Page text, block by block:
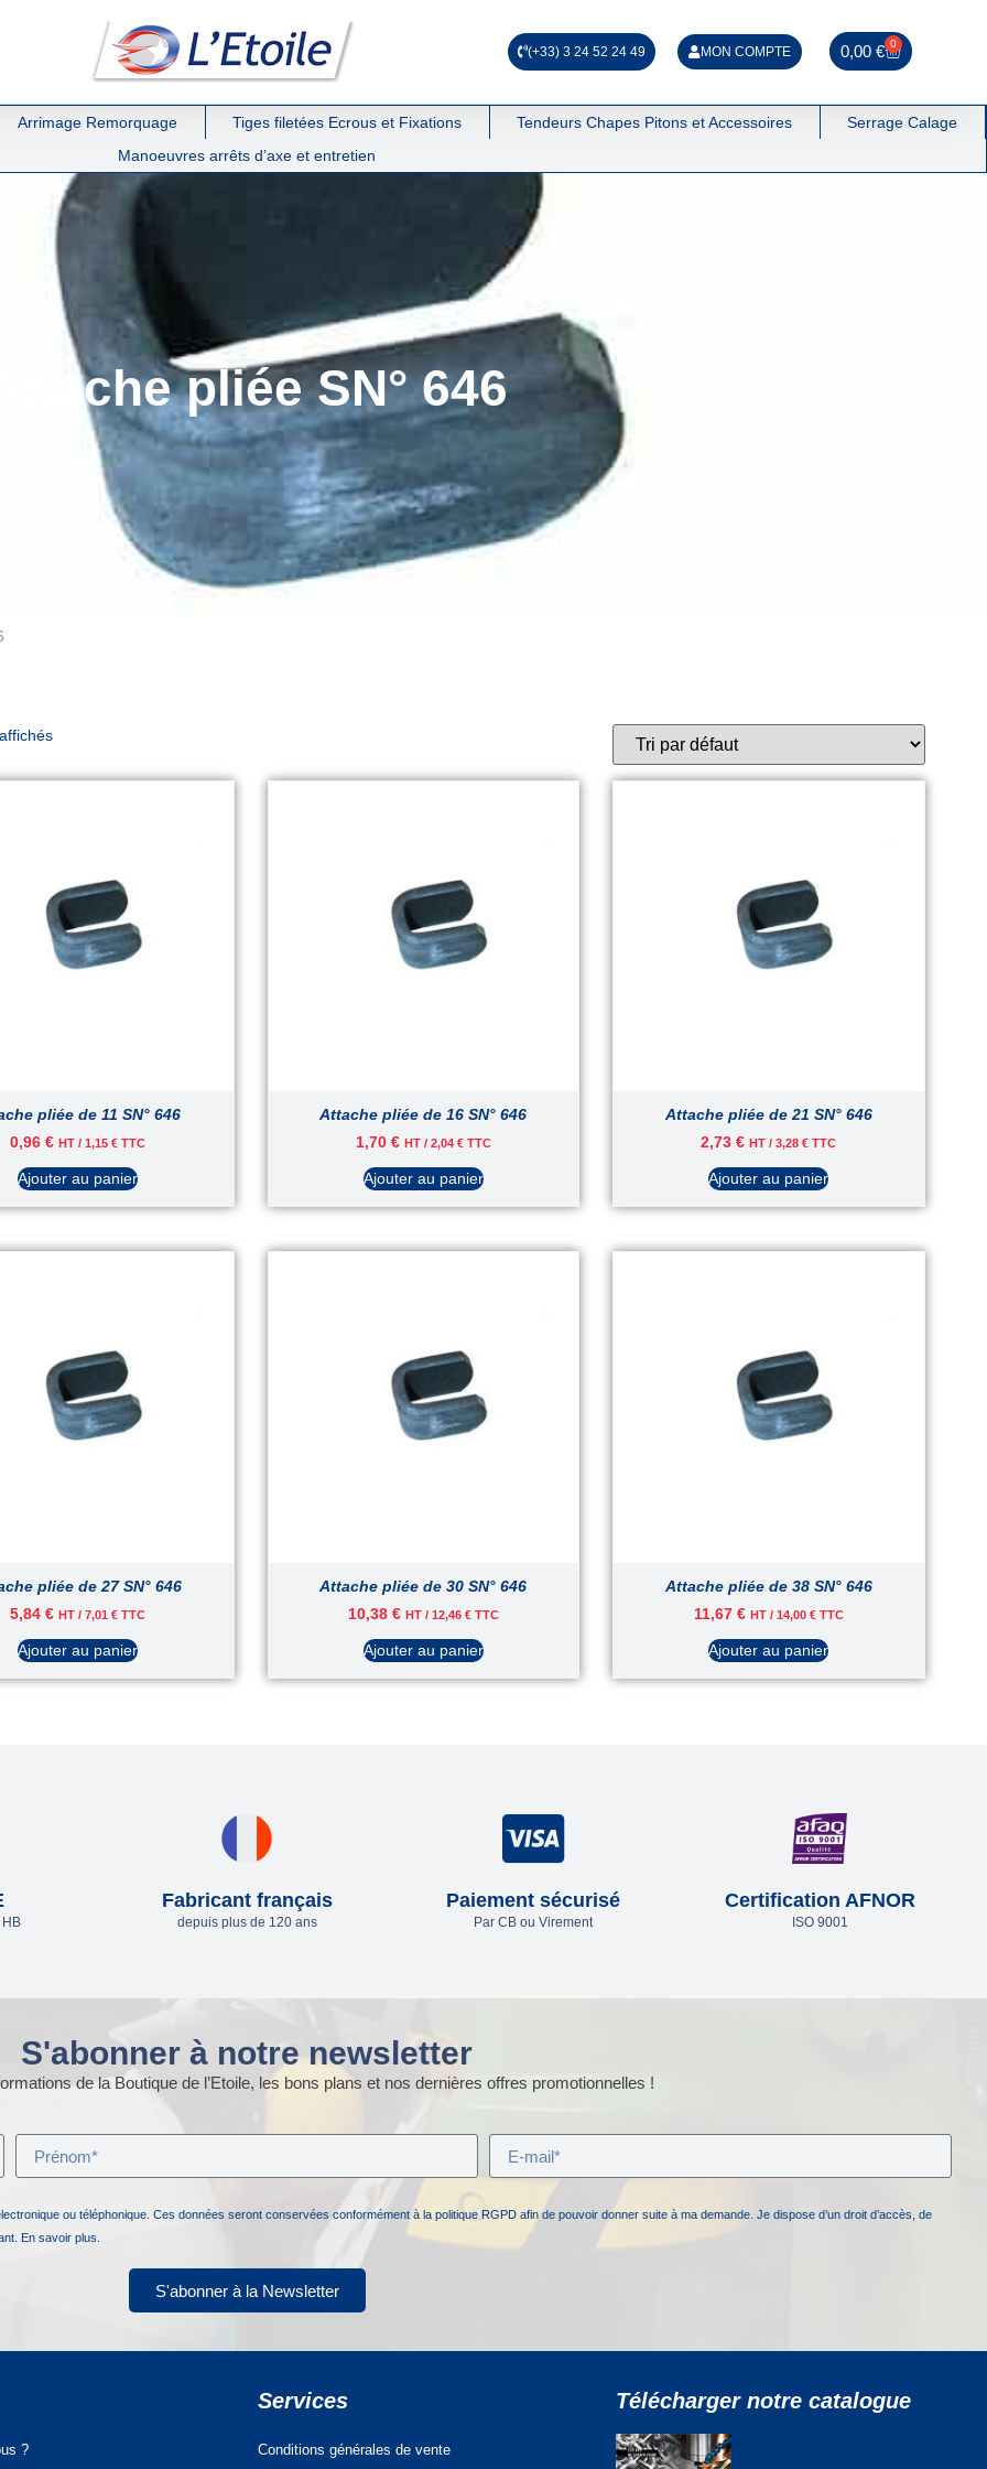
(+33) 3 24 52 24 49 MON COMPTE 0,00€ 0
Arrimage Remorquage Tiges filetées Ecrous et Fixations Tendeurs Chapes Pitons et Accessoires
Serrage Calage
Manoeuvres arrêts d’axe et entretien
pliée SN° 646
pliée de 11 SN° 646
0,96€ HT /1,15€ TTC
Ajouter au panier
Attache pliée de 16 SN° 646
1,70 € HT / 2,04 €TTC
Ajouter au panier
Attache pliée de 21 SN° 646
2,73€ HT /3,28€ TTC
Ajouter au panier
pliée de 27 SN° 646
5,84€ HT /7,01€ TTC
Ajouter au panier
Attache pliée de 30 SN° 646
10,38 € HT / 12,46 €TTC
Ajouter au panier
Attache pliée de 38 SN° 646
11,67 € HT / 14,00 €TTC
Ajouter au panier
Fabricant français
depuis plus de 120 ans
Paiement sécurisé
Par CB ou Virement
Certification AFNOR
ISO 9001
S'abonner à notre newsletter
de la Boutique de l’Etoile, les bons plans et nos dernières offres promotionnelles !
ou téléphonique. Ces données seront conservées conformément à la politique RGPD afin de pouvoir donner suite à ma demande. Je dispose d’un droit d’accès, de
En savoir plus.
S'abonner à la Newsletter
?
Services
Conditions générales de vente
Télécharger notre catalogue